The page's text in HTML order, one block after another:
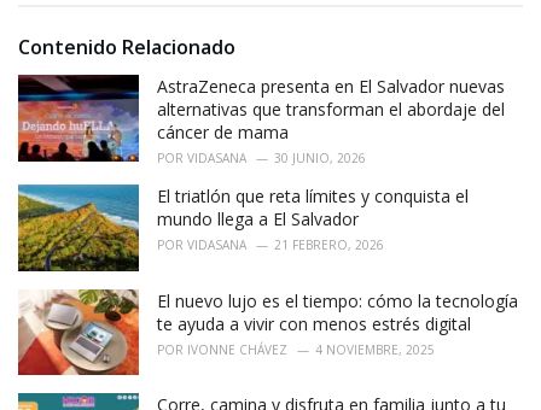
i
s
:
Contenido Relacionado
AstraZeneca presenta en El Salvador nuevas
alternativas que transforman el abordaje del
cáncer de mama
POR VIDASANA 30 JUNIO, 2026
El triatlón que reta límites y conquista el
mundo llega a El Salvador
POR VIDASANA 21 FEBRERO, 2026
El nuevo lujo es el tiempo: cómo la tecnología
te ayuda a vivir con menos estrés digital
POR IVONNE CHÁVEZ 4 NOVIEMBRE, 2025
Corre, camina y disfruta en familia junto a tu